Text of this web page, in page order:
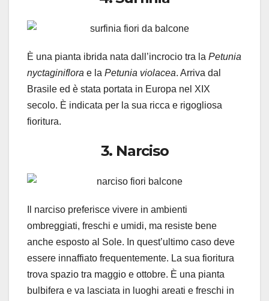
È una pianta ibrida nata dall’incrocio tra la Petunia
nyctaginiflora e la Petunia violacea. Arriva dal
Brasile ed è stata portata in Europa nel XIX
secolo. È indicata per la sua ricca e rigogliosa
fioritura.
3. Narciso
Il narciso preferisce vivere in ambienti
ombreggiati, freschi e umidi, ma resiste bene
anche esposto al Sole. In quest’ultimo caso deve
essere innaffiato frequentemente. La sua fioritura
trova spazio tra maggio e ottobre. È una pianta
bulbifera e va lasciata in luoghi areati e freschi in